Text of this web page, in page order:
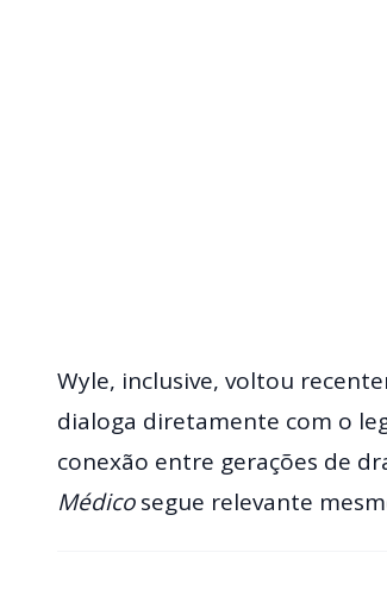
Wyle, inclusive, voltou
dialoga diretamente com o
conexão entre gerações de
Médicosegue relevante